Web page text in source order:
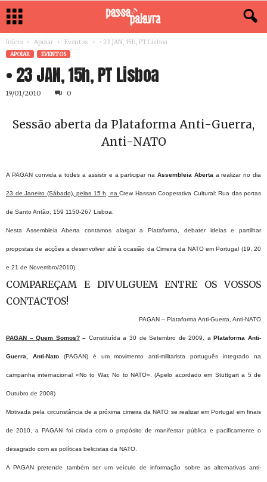
Início Apoiar Eventos • 23 JAN, 15h, PT Lisboa
APOIAR EVENTOS
• 23 JAN, 15h, PT Lisboa
19/01/2010 0
Sessão aberta da Plataforma Anti-Guerra,
Anti-NATO
A PAGAN convida a todes a assistir e a participar na Assembleia Aberta a realizar no dia
23 de Janeiro (Sábado), pelas 15 h, na Crew Hassan Cooperativa Cultural: Rua das portas
de Santo Antão, 159 1150-267 Lisboa.
Nesta Assembleia Aberta contamos alargar a Plataforma, debater ideias e partilhar
propostas de acções a desenvolver até à ocasião da Cimeira da NATO em Portugal (19, 20
e 21 de Novembro/2010).
COMPAREÇAM E DIVULGUEM ENTRE OS VOSSOS
CONTACTOS!
PAGAN – Plataforma Anti-Guerra, Anti-NATO
PAGAN – Quem Somos?– Constituída a 30 de Setembro de 2009, aPlataforma Anti-
Guerra, Anti-Nato(PAGAN) é um movimento anti-militarista português integrado na
campanha internacional «No to War, No to NATO». (Apelo acordado em Stuttgart a 5 de
Outubro de 2008)
Motivada pela circunstância de a próxima cimeira da NATO se realizar em Portugal em finais
de 2010, a PAGAN foi criada com o propósito de manifestar pública e pacificamente o
desagrado com as políticas belicistas da NATO.
A PAGAN pretende também ser um veículo de informação sobre as alternativas anti-